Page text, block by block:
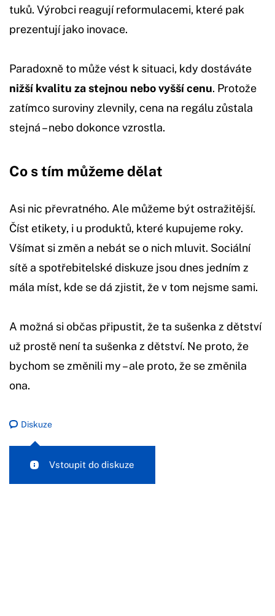
tuků. Výrobci reagují reformulacemi, které pak
prezentují jako inovace.
Paradoxně to může vést k situaci, kdy dostáváte
nižší kvalitu za stejnou nebo vyšší cenu. Protože
zatímco suroviny zlevnily, cena na regálu zůstala
stejná – nebo dokonce vzrostla.
Co s tím můžeme dělat
Asi nic převratného. Ale můžeme být ostražitější.
Číst etikety, i u produktů, které kupujeme roky.
Všímat si změn a nebát se o nich mluvit. Sociální
sítě a spotřebitelské diskuze jsou dnes jedním z
mála míst, kde se dá zjistit, že v tom nejsme sami.
A možná si občas připustit, že ta sušenka z dětství
už prostě není ta sušenka z dětství. Ne proto, že
bychom se změnili my – ale proto, že se změnila
ona.
Diskuze
Vstoupit do diskuze